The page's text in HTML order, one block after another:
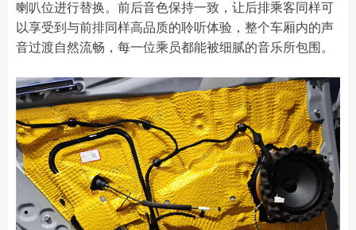
喇叭位进行替换。前后音色保持一致，让后排乘客同样可
以享受到与前排同样高品质的聆听体验，整个车厢内的声
音过渡自然流畅，每一位乘员都能被细腻的音乐所包围。